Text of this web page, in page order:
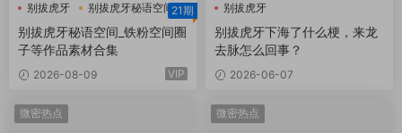
别拔虎牙
别拔虎牙秘语空间
别拔虎牙铁粉空间
21期
别拔虎牙秘语空间_铁粉空间圈
子等作品素材合集
2026-08-09 VIP
别拔虎牙
别拔虎牙下海了什么梗，来龙
去脉怎么回事？
2026-06-07
微密热点 微密热点